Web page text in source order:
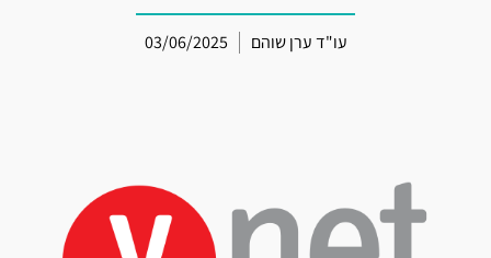
עו"ד ערן שוהם 03/06/2025